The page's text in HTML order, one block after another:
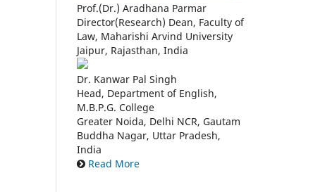
Prof.(Dr.) Aradhana Parmar
Director(Research) Dean, Faculty of
Law, Maharishi Arvind University
Jaipur, Rajasthan, India
Dr. Kanwar Pal Singh
Head, Department of English,
M.B.P.G. College
Greater Noida, Delhi NCR, Gautam
Buddha Nagar, Uttar Pradesh,
India
Read More